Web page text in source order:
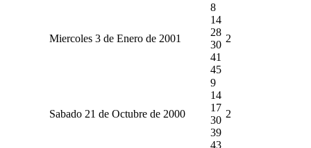
Miercoles 3 de Enero de 2001
8
14
28
30
41
45
2
Sabado 21 de Octubre de 2000
9
14
17
30
39
43
2